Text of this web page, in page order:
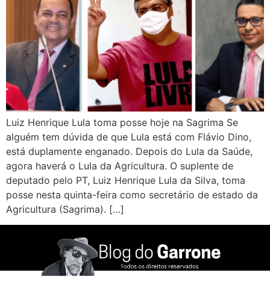
Luiz Henrique Lula toma posse hoje na Sagrima Se
alguém tem dúvida de que Lula está com Flávio Dino,
está duplamente enganado. Depois do Lula da Saúde,
agora haverá o Lula da Agricultura. O suplente de
deputado pelo PT, Luiz Henrique Lula da Silva, toma
posse nesta quinta-feira como secretário de estado da
Agricultura (Sagrima). […]